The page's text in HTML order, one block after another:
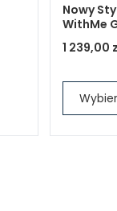
Nowy
WithMe
1 239,00